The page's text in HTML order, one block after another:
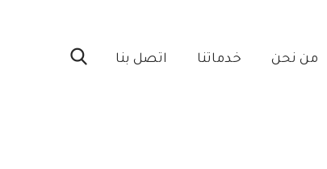
من نحن‎ خدماتنا‎ اتصل بنا‎